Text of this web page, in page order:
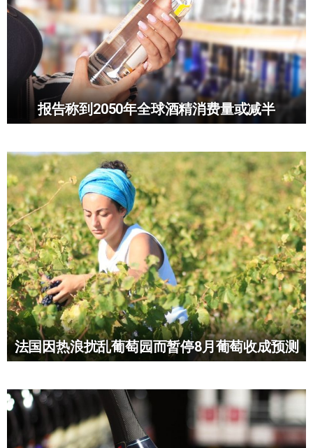
报告称到2050年全球酒精消费量或减半
法国因热浪扰乱葡萄园而暂停8月葡萄收成预测